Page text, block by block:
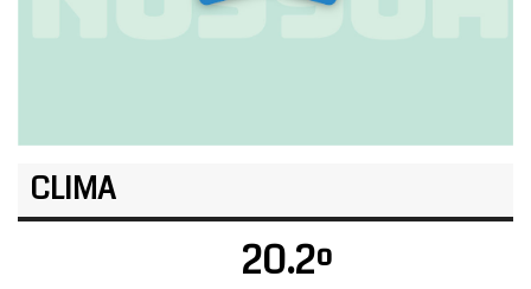
CLIMA
20.2º